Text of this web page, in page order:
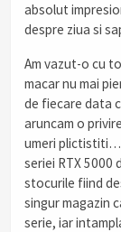
absolut
despre ziua si
Am vazut-o cu
macar nu mai
de fiecare data
aruncam o
umeri plictistiti…
seriei RTX 5000
stocurile fiind
singur magazin
serie, iar